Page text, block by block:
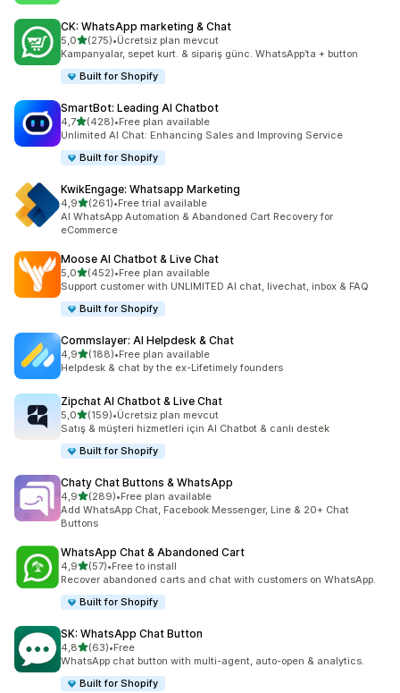
CK: WhatsApp marketing & Chat
5,05 yıldız üzerinden
(275)
toplam 275 değerlendirme
•Ücretsiz plan mevcut
Kampanyalar, sepet kurt. & sipariş günc. WhatsApp’ta + button
Built for Shopify
SmartBot: Leading AI Chatbot
4,75 yıldız üzerinden
(428)
toplam 428 değerlendirme
•Free plan available
Unlimited AI Chat: Enhancing Sales and Improving Service
Built for Shopify
KwikEngage: Whatsapp Marketing
4,95 yıldız üzerinden
(261)
toplam 261 değerlendirme
•Free trial available
AI WhatsApp Automation & Abandoned Cart Recovery for
eCommerce
Moose AI Chatbot & Live Chat
5,05 yıldız üzerinden
(452)
toplam 452 değerlendirme
•Free plan available
Support customer with UNLIMITED AI chat, livechat, inbox & FAQ
Built for Shopify
Commslayer: AI Helpdesk & Chat
4,95 yıldız üzerinden
(188)
toplam 188 değerlendirme
•Free plan available
Helpdesk & chat by the ex-Lifetimely founders
Zipchat AI Chatbot & Live Chat
5,05 yıldız üzerinden
(159)
toplam 159 değerlendirme
•Ücretsiz plan mevcut
Satış & müşteri hizmetleri için AI Chatbot & canlı destek
Built for Shopify
Chaty Chat Buttons & WhatsApp
4,95 yıldız üzerinden
(289)
toplam 289 değerlendirme
•Free plan available
Add WhatsApp Chat, Facebook Messenger, Line & 20+ Chat
Buttons
WhatsApp Chat & Abandoned Cart
4,95 yıldız üzerinden
(57)
toplam 57 değerlendirme
•Free to install
Recover abandoned carts and chat with customers on WhatsApp.
Built for Shopify
SK: WhatsApp Chat Button
4,85 yıldız üzerinden
(63)
toplam 63 değerlendirme
•Free
WhatsApp chat button with multi-agent, auto-open & analytics.
Built for Shopify